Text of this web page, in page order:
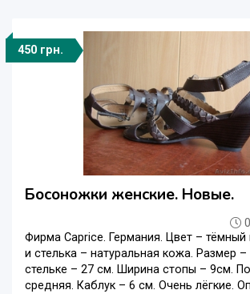
450 грн.
Босоножки женские. Новые.
Фирма Caprice. Германия. Цвет –
и стелька – натуральная кожа. Размер –
стельке – 27 см. Ширина стопы – 9см.
средняя. Каблук – 6 см. Очень лёгкие.